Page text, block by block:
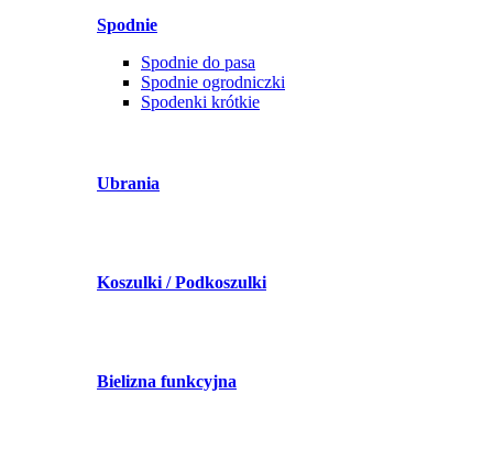
Spodnie
Spodnie do pasa
Spodnie ogrodniczki
Spodenki krótkie
Ubrania
Koszulki / Podkoszulki
Bielizna funkcyjna